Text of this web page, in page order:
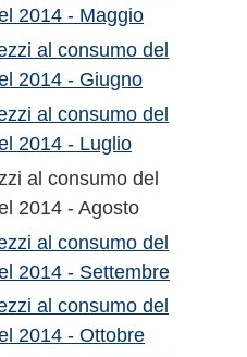
2014 - Maggio
al consumo del
2014 - Giugno
al consumo del
2014 - Luglio
al consumo del
2014 - Agosto
al consumo del
2014 - Settembre
al consumo del
2014 - Ottobre